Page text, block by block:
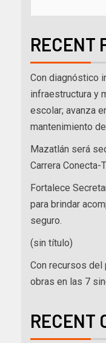
RECENT
Con diagnóstico
infraestructura y
escolar; avanza
mantenimiento
Mazatlán será
Carrera Conecta-
Fortalece
para brindar
seguro.
(sin título)
Con recursos del
obras en las 7
RECENT